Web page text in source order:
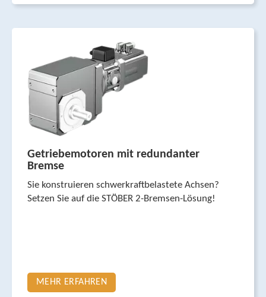
Getriebemotoren mit redundanter
Bremse
Sie konstruieren schwer­kraft­belastete Achsen?
Setzen Sie auf die STÖBER 2-Bremsen-Lösung!
MEHR ERFAHREN